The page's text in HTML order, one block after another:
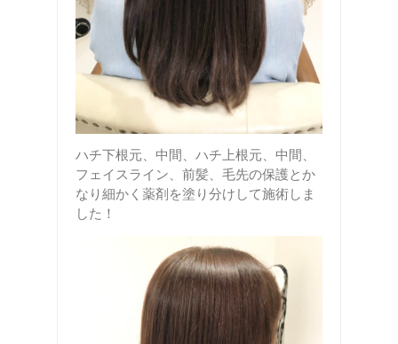
ハチ下根元、中間、ハチ上根元、中間、
フェイスライン、前髪、毛先の保護とか
なり細かく薬剤を塗り分けして施術しま
した！